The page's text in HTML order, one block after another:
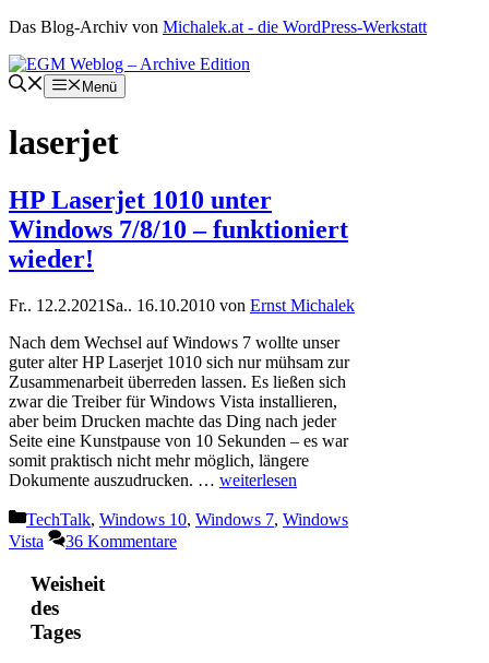
Zum
springen
Das Blog-Archiv von Michalek.at - die WordPress-Werkstatt
Menü
laserjet
HP Laserjet 1010 unter
Windows 7/8/10 – funktioniert
wieder!
Fr.. 12.2.2021 Sa.. 16.10.2010 von Ernst Michalek
Nach dem Wechsel auf Windows 7 wollte unser
guter alter HP Laserjet 1010 sich nur mühsam zur
Zusammenarbeit überreden lassen. Es ließen sich
zwar die Treiber für Windows Vista installieren,
aber beim Drucken machte das Ding nach jeder
Seite eine Kunstpause von 10 Sekunden – es war
somit praktisch nicht mehr möglich, längere
Dokumente auszudrucken. … weiterlesen
Kategorien
TechTalk, Windows 10, Windows 7, Windows
Vista
36 Kommentare
Weisheit
des
Tages